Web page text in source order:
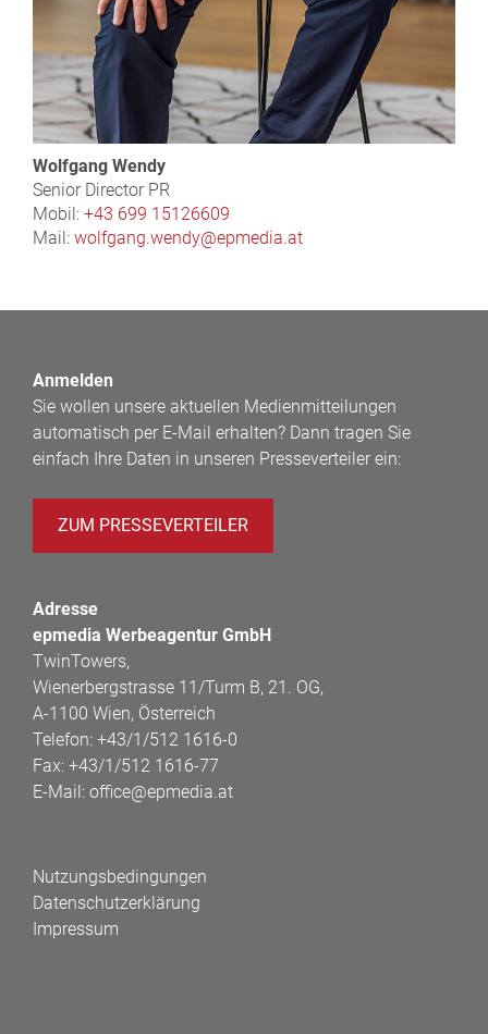
Wolfgang Wendy
Senior Director PR
Mobil: +43 699 15126609
Mail: wolfgang.wendy@epmedia.at
Anmelden
Sie wollen unsere aktuellen Medienmitteilungen
automatisch per E-Mail erhalten? Dann tragen Sie
einfach Ihre Daten in unseren Presseverteiler ein:
ZUM PRESSEVERTEILER
Adresse
epmedia Werbeagentur GmbH
TwinTowers,
Wienerbergstrasse 11/Turm B, 21. OG,
A-1100 Wien, Österreich
Telefon: +43/1/512 1616-0
Fax: +43/1/512 1616-77
E-Mail: office@epmedia.at
Nutzungsbedingungen
Datenschutzerklärung
Impressum